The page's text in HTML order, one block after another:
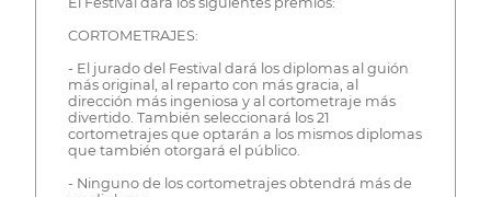
CORTOMETRAJES:
- El jurado del Festival dará los diplomas al guión
más original, al reparto con más gracia, al
dirección más ingeniosa y al cortometraje más
divertido. También seleccionará los 21
cortometrajes que optarán a los mismos diplomas
que también otorgará el público.
- Ninguno de los cortometrajes obtendrá más de